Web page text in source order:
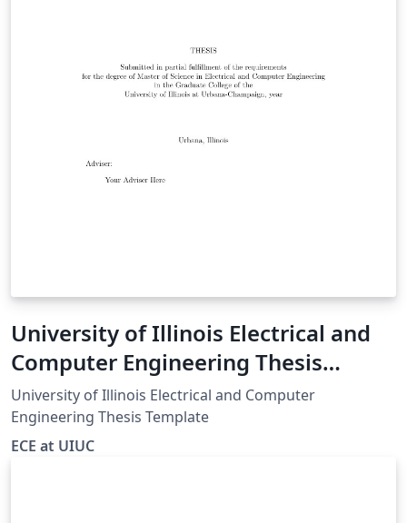
University of Illinois Electrical and
Computer Engineering Thesis
Template
University of Illinois Electrical and Computer
Engineering Thesis Template
ECE at UIUC